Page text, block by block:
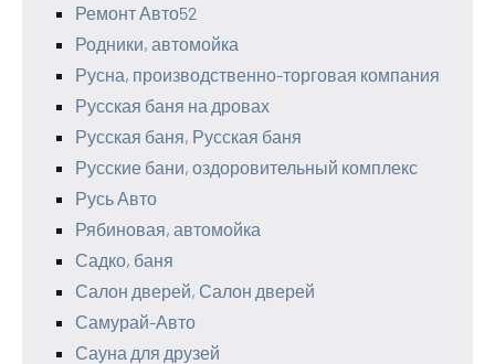
Ремонт Авто52
Родники, автомойка
Русна, производственно-торговая компания
Русская баня на дровах
Русская баня, Русская баня
Русские бани, оздоровительный комплекс
Русь Авто
Рябиновая, автомойка
Садко, баня
Салон дверей, Салон дверей
Самурай-Авто
Сауна для друзей